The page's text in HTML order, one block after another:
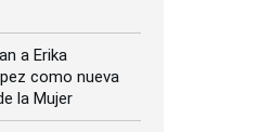
a Erika
como nueva
la Mujer